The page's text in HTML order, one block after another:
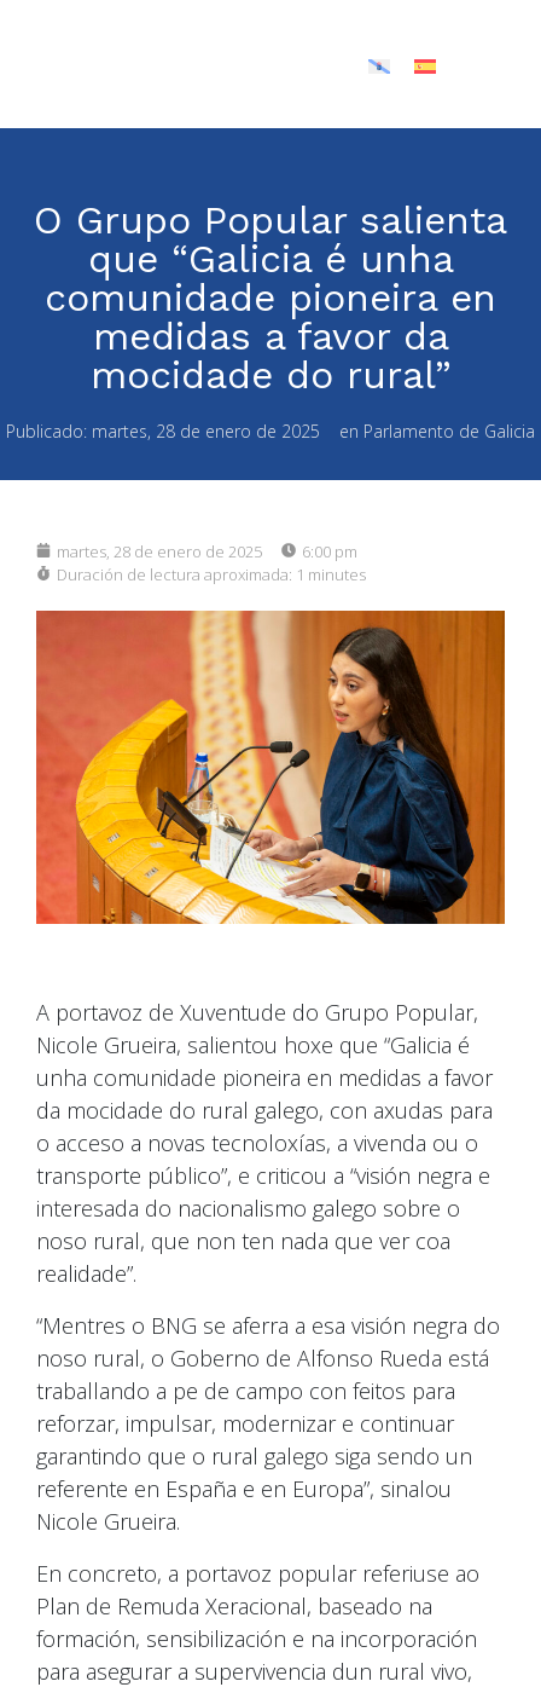
O Grupo Popular salienta
que “Galicia é unha
comunidade pioneira en
medidas a favor da
mocidade do rural”
Publicado: martes, 28 de enero de 2025 en Parlamento de Galicia
martes, 28 de enero de 2025
6:00 pm
Duración de lectura aproximada: 1 minutes
A portavoz de Xuventude do Grupo Popular,
Nicole Grueira, salientou hoxe que “Galicia é
unha comunidade pioneira en medidas a favor
da mocidade do rural galego, con axudas para
o acceso a novas tecnoloxías, a vivenda ou o
transporte público”, e criticou a “visión negra e
interesada do nacionalismo galego sobre o
noso rural, que non ten nada que ver coa
realidade”.
“Mentres o BNG se aferra a esa visión negra do
noso rural, o Goberno de Alfonso Rueda está
traballando a pe de campo con feitos para
reforzar, impulsar, modernizar e continuar
garantindo que o rural galego siga sendo un
referente en España e en Europa”, sinalou
Nicole Grueira.
En concreto, a portavoz popular referiuse ao
Plan de Remuda Xeracional, baseado na
formación, sensibilización e na incorporación
para asegurar a supervivencia dun rural vivo,